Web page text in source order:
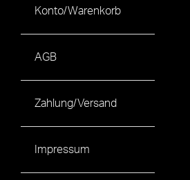
Konto/Warenkorb
AGB
Zahlung/Versand
Impressum